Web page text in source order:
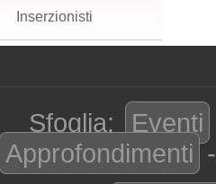
Inserzionisti
Sfoglia: Eventi
Approfondimenti -